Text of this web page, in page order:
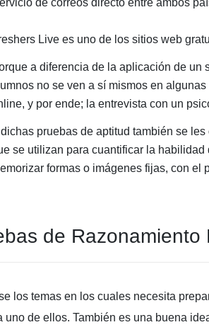
de correos directo entre ambos
Live es uno de los sitios web
a diferencia de la aplicación de un
no se ven a sí mismos en
y por ende; la entrevista con un
pruebas de aptitud también se
se utilizan para cuantificar la
formas o imágenes fijas, con el
de Razonamiento
los temas en los cuales necesita
uno de ellos. También es una buena